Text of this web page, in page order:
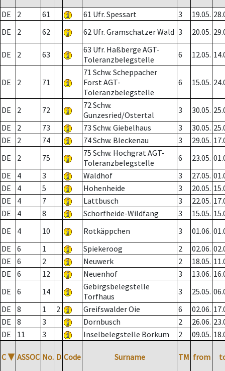
DE 2 61 61 Ufr. Spessart 3 19.05.
DE
2 62 62 Ufr. Gramschatzer Wald 3 20.05.
DE 2 63
63 Ufr. Haßberge AGT-
Toleranzbelegstelle
6 12.05.
DE 2 71
71 Schw. Scheppacher
Forst AGT-
Toleranzbelegstelle
6 15.05.
DE 2 72
72 Schw.
Gunzesried/Ostertal
3 30.05.
DE
2 73 73 Schw. Giebelhaus 3 30.05.
DE
2 74 74 Schw. Bleckenau 3 29.05.
DE
2 75
75 Schw. Hochgrat AGT-
Toleranzbelegstelle
6 23.05.
DE
4 3 Waldhof 3 27.05.
DE
4 5 Hohenheide 3 20.05.
DE
4 7 Lattbusch 3 22.05.
DE
4 8 Schorfheide-Wildfang 3 15.05.
DE
4 10 Rotkäppchen 3 01.06.
DE
6 1 Spiekeroog 2 02.06.
DE
6 2 Neuwerk 2 18.05.
DE
6 12 Neuenhof 3 13.06.
DE
6 14
Gebirgsbelegstelle
Torfhaus
3 25.05.
DE
8 1 2 Greifswalder Oie 6 02.06.
DE
8 3 Dornbusch 2 26.06.
DE
11 3 Inselbelegstelle Borkum 2 09.05.
C ▼ ASSOC No. D Code Surname TM from